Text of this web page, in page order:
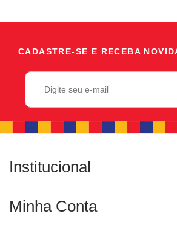
CADASTRE-SE E RECEBA
Institucional
Minha Conta